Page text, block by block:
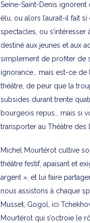
Seine-Saint-Denis ignorent
élu, ou alors l’aurait-il fait
spectacles, ou
destiné aux jeunes et aux
simplement de profiter de
ignorance… mais est-ce de
théâtre, de peur que la
subsides durant trente
bourgeois repus… mais si
transporter au Théâtre des
Michel Mourtérot cultive
théâtre festif, apaisant et
argent », et lui faire
nous assistons à chaque
Musset, Gogol, ici
Mourtérot qui s’octroie le